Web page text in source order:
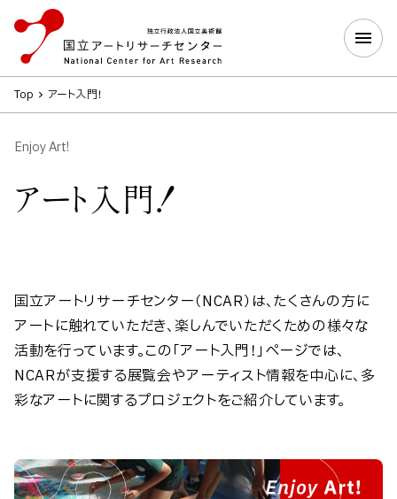
Top アート入門！
Enjoy Art!
アート入門！
国立アートリサーチセンター（NCAR）は、たくさんの方に
アートに触れていただき、楽しんでいただくための様々な
活動を行っています。この「アート入門！」ページでは、
NCARが支援する展覧会やアーティスト情報を中心に、多
彩なアートに関するプロジェクトをご紹介しています。